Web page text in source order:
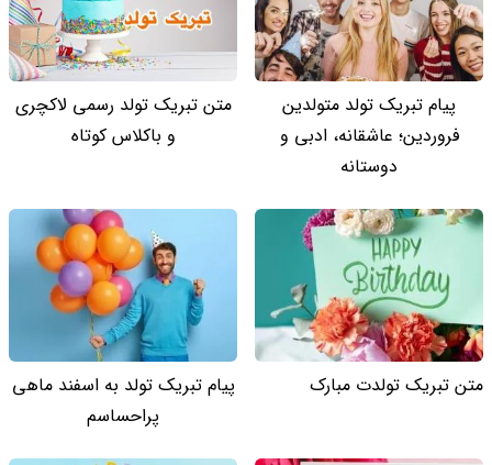
پیام تبریک تولد متولدین
فروردین؛ عاشقانه، ادبی و
دوستانه
متن تبریک تولد رسمی لاکچری
و باکلاس کوتاه
متن تبریک تولدت مبارک
پیام تبریک تولد به اسفند ماهی
پراحساسم